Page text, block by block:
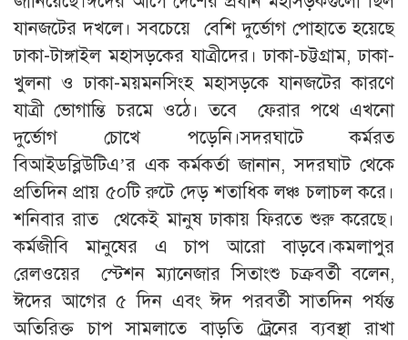
যানজটের দখলে। সবচেয়ে বেশি দুর্ভোগ পোহাতে হয়েছে
ঢাকা-টাঙ্গাইল মহাসড়কের যাত্রীদের। ঢাকা-চট্টগ্রাম, ঢাকা-
খুলনা ও ঢাকা-ময়মনসিংহ মহাসড়কে যানজটের কারণে
যাত্রী ভোগান্তি চরমে ওঠে। তবে ফেরার পথে এখনো
দুর্ভোগ চোখে পড়েনি।সদরঘাটে কর্মরত
বিআইডব্লিউটিএ’র এক কর্মকর্তা জানান, সদরঘাট থেকে
প্রতিদিন প্রায় ৫০টি রুটে দেড় শতাধিক লঞ্চ চলাচল করে।
শনিবার রাত থেকেই মানুষ ঢাকায় ফিরতে শুরু করেছে।
কর্মজীবি মানুষের এ চাপ আরো বাড়বে।কমলাপুর
রেলওয়ের স্টেশন ম্যানেজার সিতাংশু চক্রবর্তী বলেন,
ঈদের আগের ৫ দিন এবং ঈদ পরবর্তী সাতদিন পর্যন্ত
অতিরিক্ত চাপ সামলাতে বাড়তি ট্রেনের ব্যবস্থা রাখা